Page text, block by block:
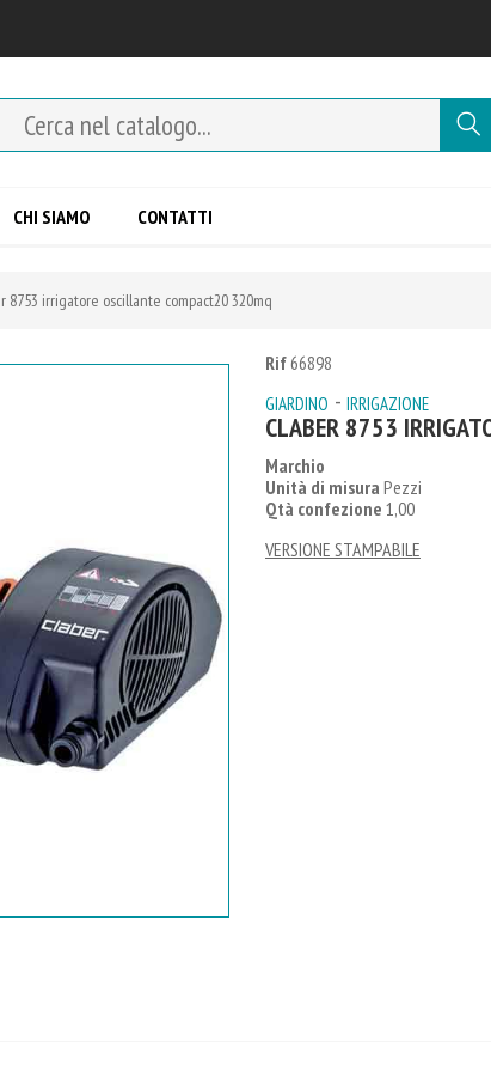
CHI SIAMO CONTATTI
8753 irrigatore oscillante compact20 320mq
Rif66898
GIARDINO - IRRIGAZIONE
CLABER 8753
Marchio
Unità di misura Pezzi
Qtà confezione 1,00
VERSIONE STAMPABILE